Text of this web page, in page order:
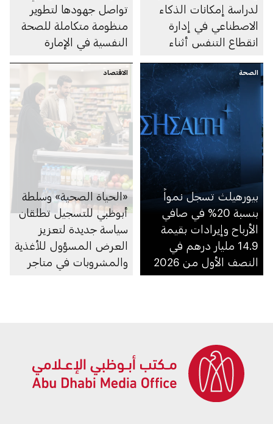
لدراسة إمكانات الذكاء
الاصطناعي في إدارة
انقطاع التنفس أثناء
تواصل جهودها لتطوير
منظومة متكاملة للصحة
النفسية في الإمارة
الصحة
بيورهيلث تسجل نمواً
بنسبة 20% في صافي
الأرباح وإيرادات بقيمة
14.9 مليار درهم في
النصف الأول من 2026
الاقتصاد
«الحياة الصحية» وسلطة
أبوظبي للتسجيل تطلقان
سياسة جديدة لتعزيز
العرض المسؤول للأغذية
والمشروبات في متاجر